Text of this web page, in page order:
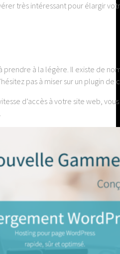
très intéressant pour élargir
prendre à la légère. Il existe de
pas à miser sur un plugin de
d’accès à votre site web,